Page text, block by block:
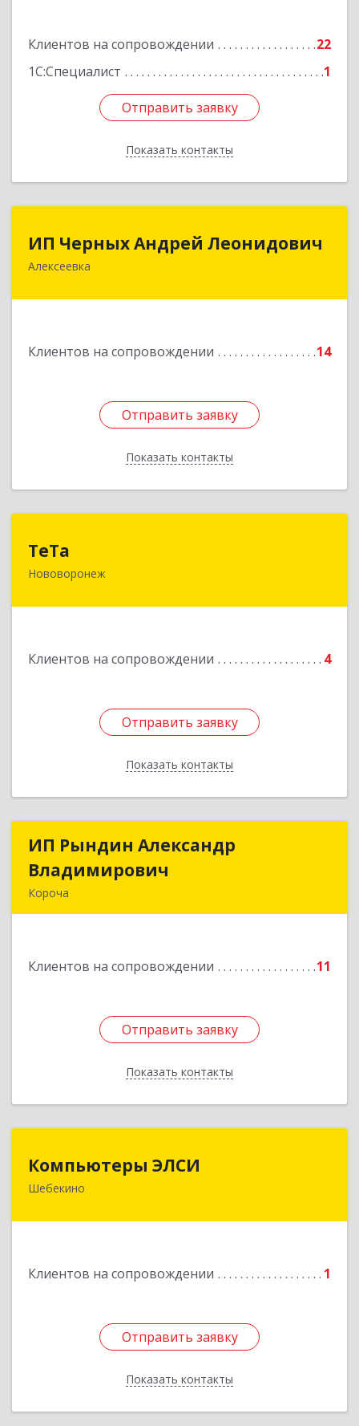
Клиентов на сопровождении
22
1С:Специалист
1
Отправить заявку
Показать контакты
Отправить заявку
Назад
ИП Черных Андрей Леонидович
Алексеевка
Клиентов на сопровождении 14
Отправить заявку
Показать контакты
ИП Черных Андрей Леонидович
309850, Белгородская обл, Алексеевский р-н,
Отправить заявку
Назад
ТеТа
Нововоронеж
Клиентов на сопровождении 4
Отправить заявку
Показать контакты
396 073, Нововоронеж г, а/я, дом № 30
Отправить заявку
Назад
ИП Рындин Александр
Владимирович
Короча
Клиентов на сопровождении 11
Отправить заявку
Показать контакты
ИП Рындин Александр
Подробнее
Отправить заявку
Назад
Компьютеры ЭЛСИ
Шебекино
Клиентов на сопровождении 1
Отправить заявку
Показать контакты
Отправить заявку
Назад